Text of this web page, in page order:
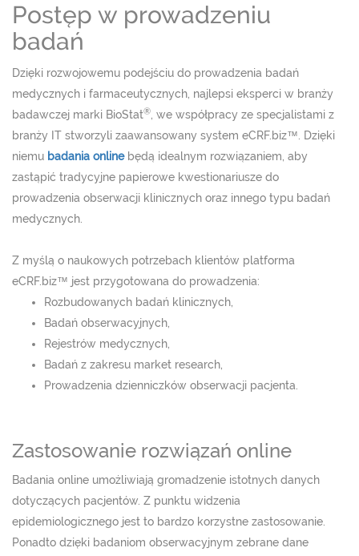
Postęp w prowadzeniu
badań
Dzięki rozwojowemu podejściu do prowadzenia badań
medycznych i farmaceutycznych, najlepsi eksperci w branży
badawczej marki BioStat® , we współpracy ze specjalistami z
branży IT stworzyli zaawansowany system eCRF.biz™. Dzięki
niemu badania onlinebędą idealnym rozwiązaniem, aby
zastąpić tradycyjne papierowe kwestionariusze do
prowadzenia obserwacji klinicznych oraz innego typu badań
medycznych.
Z myślą o naukowych potrzebach klientów platforma
eCRF.biz™ jest przygotowana do prowadzenia:
Rozbudowanych badań klinicznych,
Badań obserwacyjnych,
Rejestrów medycznych,
Badań z zakresu market research,
Prowadzenia dzienniczków obserwacji pacjenta.
Zastosowanie rozwiązań online
Badania online umożliwiają gromadzenie istotnych danych
dotyczących pacjentów. Z punktu widzenia
epidemiologicznego jest to bardzo korzystne zastosowanie.
Ponadto dzięki badaniom obserwacyjnym zebrane dane